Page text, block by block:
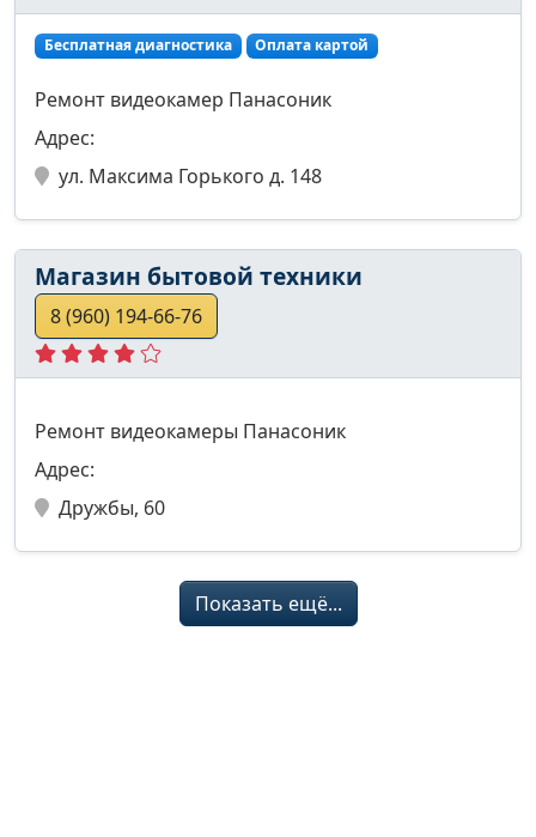
Бесплатная диагностика Оплата картой
Ремонт видеокамер Панасоник
Адрес:
ул. Максима Горького д. 148
Магазин бытовой техники
8 (960) 194-66-76
Ремонт видеокамеры Панасоник
Адрес:
Дружбы, 60
Показать ещё...